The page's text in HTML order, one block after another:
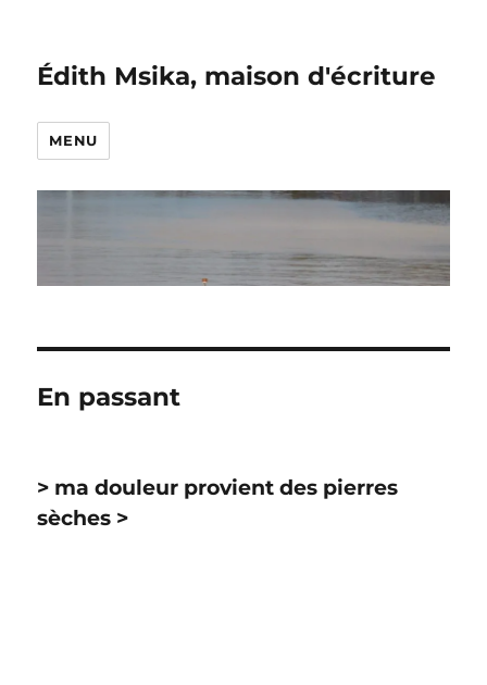
Édith Msika, maison d'écriture
MENU
En passant
> ma douleur provient des pierres
sèches >